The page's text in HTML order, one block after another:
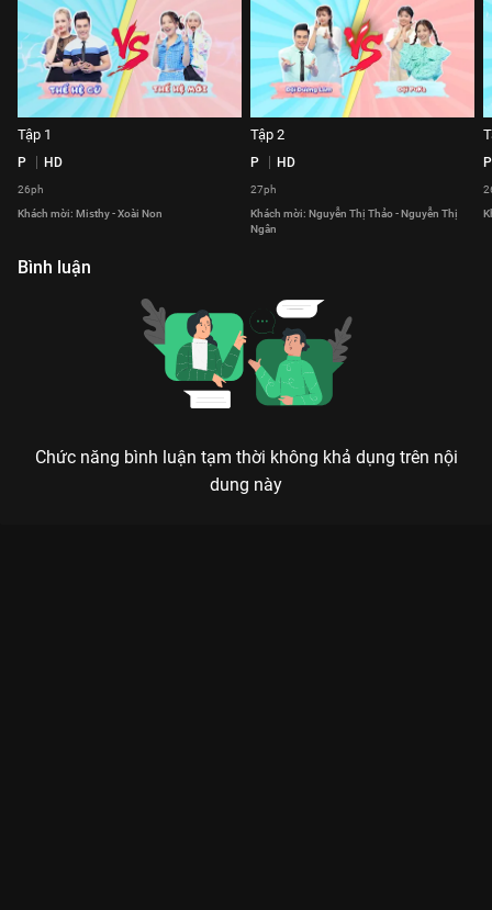
Tập 1
P HD
26ph
Khách mời: Misthy - Xoài Non
Tập 2
P HD
27ph
Khách mời: Nguyễn Thị Thảo - Nguyễn Thị
Ngân
P
Bình luận
Chức năng bình luận tạm thời không khả dụng trên nội
dung này